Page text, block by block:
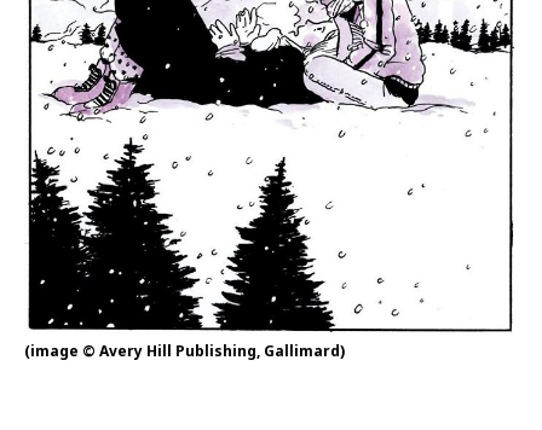
(image © Avery Hill Publishing, Gallimard)